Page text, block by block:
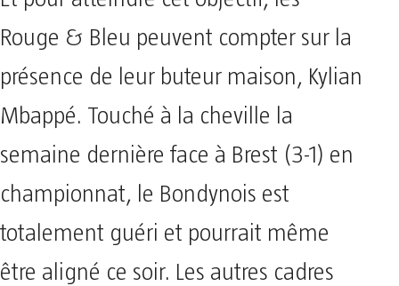
Rouge & Bleu peuvent compter sur la
présence de leur buteur maison, Kylian
Mbappé. Touché à la cheville la
semaine dernière face à Brest (3-1) en
championnat, le Bondynois est
totalement guéri et pourrait même
être aligné ce soir. Les autres cadres